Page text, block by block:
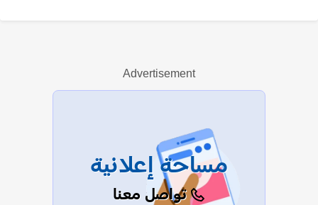
عرض الكل
Advertisement
مساحة إعلانية
تواصل معنا